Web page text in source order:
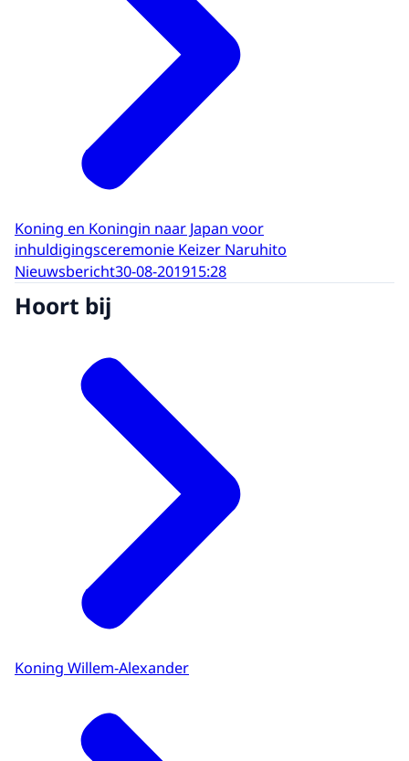
Koning en Koningin naar Japan voor
inhuldigingsceremonie Keizer Naruhito
Nieuwsbericht30-08-201915:28
Hoort bij
Koning Willem-Alexander